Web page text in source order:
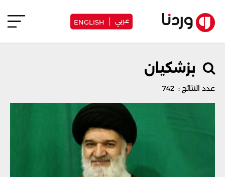
عربي ENGLISH
بزشكيان
عدد النتائج : 742